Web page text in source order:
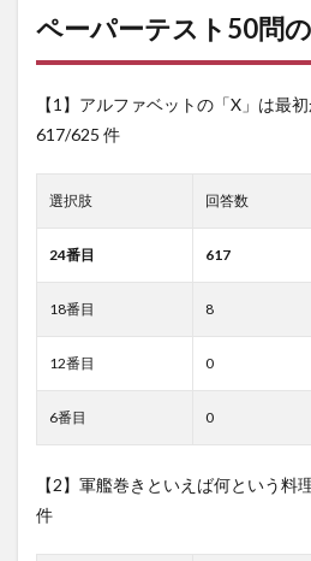
ペーパーテスト50問
【1】アルファベットの「X」は最
617/625 件
選択肢 回答数
24番目 617
18番目 8
12番目 0
6番目 0
【2】軍艦巻きといえば何という料
件